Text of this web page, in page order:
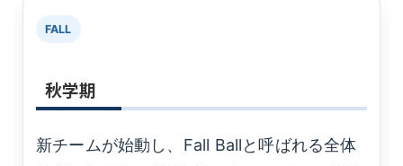
FALL
秋学期
新チームが始動し、Fall Ballと呼ばれる全体